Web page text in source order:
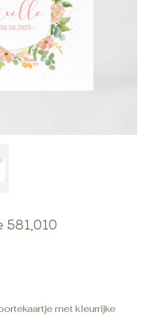
met kleurrijke